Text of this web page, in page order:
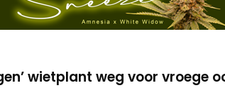
en hangt ze geduldig te drogen
met tekorten en klimaat